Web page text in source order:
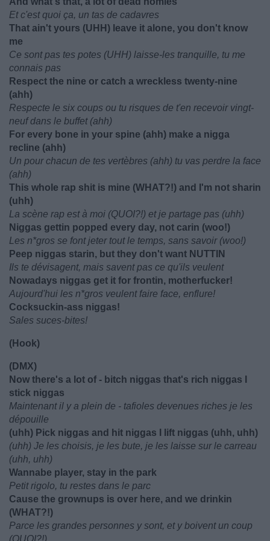
Et c'est quoi ça, un tas de cadavres
That ain't yours (UHH) leave it alone, you don't know
me
Ce sont pas tes potes (UHH) laisse-les tranquille, tu me
connais pas
Respect the nine or catch a wreckless twenty-nine
(ahh)
Respecte le six coups ou tu risques de t'en recevoir vingt-
neuf dans le buffet (ahh)
For every bone in your spine (ahh) make a nigga
recline (ahh)
Un pour chacun de tes vertèbres (ahh) tu vas perdre la face
(ahh)
This whole rap shit is mine (WHAT?!) and I'm not sharin
(uhh)
La scène rap est à moi (QUOI?!) et je partage pas (uhh)
Niggas gettin popped every day, not carin (woo!)
Les n*gros se font jeter tout le temps, sans savoir (woo!)
Peep niggas starin, but they don't want NUTTIN
Ils te dévisagent, mais savent pas ce qu'ils veulent
Nowadays niggas get it for frontin, motherfucker!
Aujourd'hui les n*gros veulent faire face, enflure!
Cocksuckin-ass niggas!
Sales suces-bites!
(Hook)
(DMX)
Now there's a lot of - bitch niggas that's rich niggas I
stick niggas
Maintenant il y a plein de - tafioles devenues riches je les
dépouille
(uhh) Pick niggas and hit niggas I lift niggas (uhh, uhh)
(uhh) Je les choisis, je les bute, je les laisse sur le carreau
(uhh, uhh)
Wannabe player, stay in the park
Petit rigolo, tu restes dans le parc
Cause the grownups is over here, and we drinkin
(WHAT?!)
Parce les grandes personnes y sont, et y boivent un coup
(QUOI?!)